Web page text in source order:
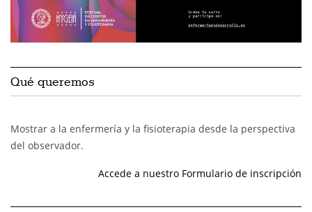
Qué queremos
Mostrar a la enfermería y la fisioterapia desde la perspectiva
del observador.
Accede a nuestro Formulario de inscripción